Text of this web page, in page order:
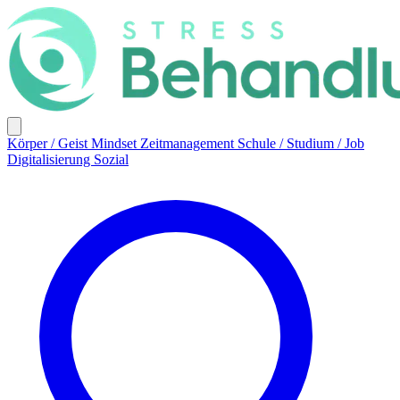
Körper / Geist Mindset Zeitmanagement Schule / Studium / Job
Digitalisierung Sozial